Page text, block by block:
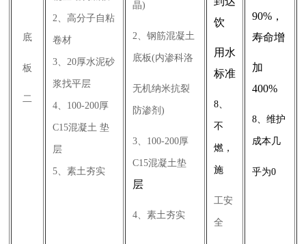
底
板
二
2、高分子自粘
卷材
3、20厚水泥砂
浆找平层
4、100-200厚
C15混凝土 垫
层
5、素土夯实
晶)
2、钢筋混凝土
底板(内渗科洛
无机纳米抗裂
防渗剂)
3、100-200厚
C15混凝土垫
层
4、素土夯实
饮
用水
标准
8、
不
燃，
施
工安
全
90%，
寿命增
加
400%
8、维护
成本几
乎为0